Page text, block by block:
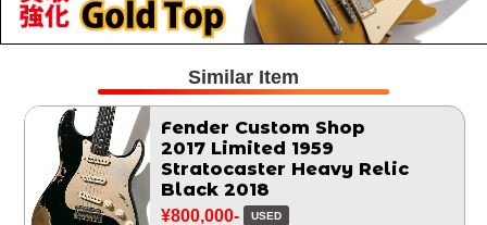
Similar Item
Fender Custom Shop
2017 Limited 1959
Stratocaster Heavy Relic
Black 2018
¥800,000- USED